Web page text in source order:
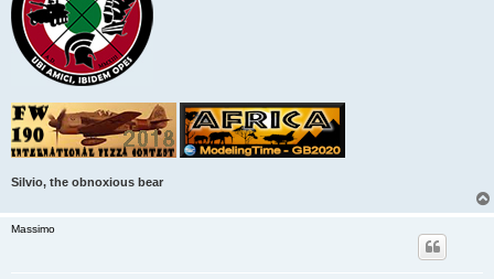
Silvio, the obnoxious bear
Massimo